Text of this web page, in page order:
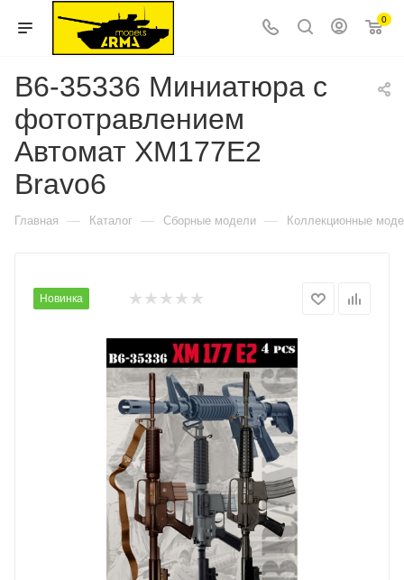
0
B6-35336 Миниатюра с
фототравлением
Автомат XM177E2
Bravo6
Главная — Каталог — Сборные модели — Коллекционные
Новинка